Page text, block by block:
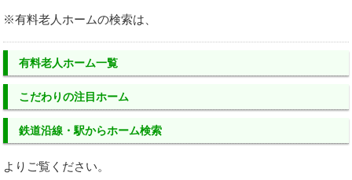
※有料老人ホームの検索は、
有料老人ホーム一覧
こだわりの注目ホーム
鉄道沿線・駅からホーム検索
よりご覧ください。